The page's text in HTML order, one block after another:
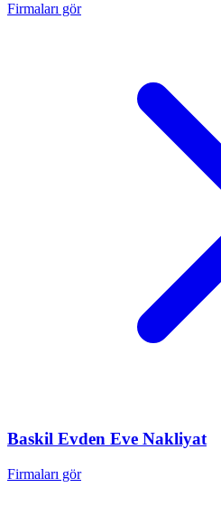
Firmaları gör
Baskil Evden Eve Nakliyat
Firmaları gör